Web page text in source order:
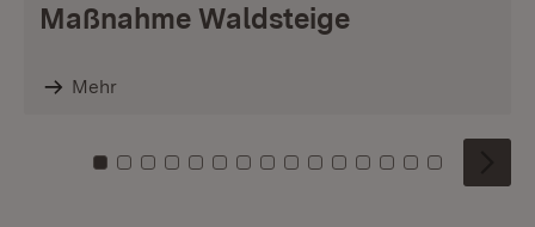
Maßnahme Waldsteige
Mehr
Zu Kachel: 0
Zu Kachel: 1
Zu Kachel: 2
Zu Kachel: 3
Zu Kachel: 4
Zu Kachel: 5
Zu Kachel: 6
Zu Kachel: 7
Zu Kachel: 8
Zu Kachel: 9
Zu Kachel: 10
Zu Kachel: 11
Zu Kachel: 12
Zu Kachel:
Zu